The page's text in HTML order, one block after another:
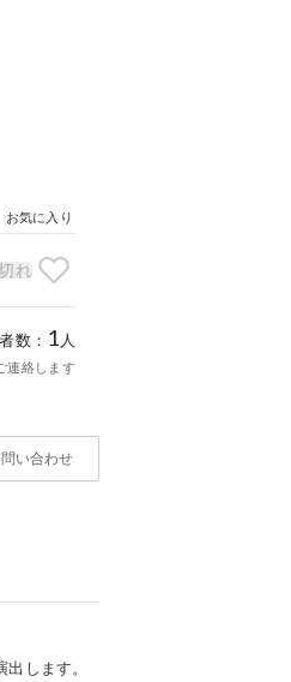
お気に入り
れ
数： 1 人
連絡します
い合わせ
します。